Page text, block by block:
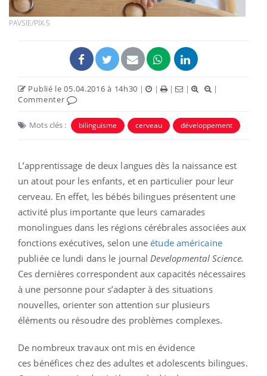
PAVSIE/PIX-5
Publié le 05.04.2016 à 14h30 | | | |
|
Commenter
Mots clés : bilinguisme cerveau développement
L’apprentissage de deux langues dès la naissance est
un atout pour les enfants, et en particulier pour leur
cerveau. En effet, les bébés bilingues présentent une
activité plus importante que leurs camarades
monolingues dans les régions cérébrales associées aux
fonctions exécutives, selon uneétude américaine
publiée ce lundi dans le journal Developmental Science.
Ces dernières correspondent aux capacités nécessaires
à une personne pour s’adapter à des situations
nouvelles, orienter son attention sur plusieurs
éléments ou résoudre des problèmes complexes.
De nombreux travaux ont mis en évidence
ces bénéfices chez des adultes et adolescents bilingues.